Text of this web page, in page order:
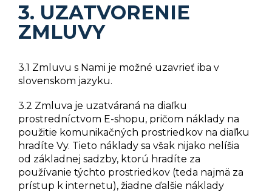
3. UZATVORENIE
ZMLUVY
3.1 Zmluvu s Nami je možné uzavrieť iba v
slovenskom jazyku.
3.2 Zmluva je uzatváraná na diaľku
prostredníctvom E-shopu, pričom náklady na
použitie komunikačných prostriedkov na diaľku
hradíte Vy. Tieto náklady sa však nijako nelíšia
od základnej sadzby, ktorú hradíte za
používanie týchto prostriedkov (teda najmä za
prístup k internetu), žiadne ďalšie náklady